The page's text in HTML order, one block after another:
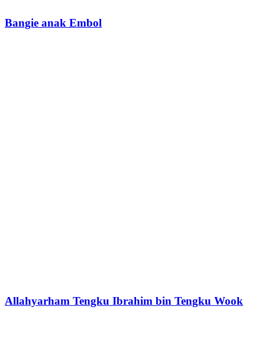
Bangie anak Embol
Allahyarham Tengku Ibrahim bin Tengku Wook